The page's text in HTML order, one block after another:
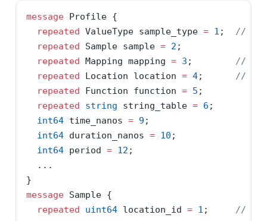
message Profile {
repeated ValueType sample_type = 1 ; // 指
repeated Sample sample = 2 ;
repeated Mapping mapping = 3 ; // 动态
repeated Location location = 4; // 指
repeated Function function = 5 ;
repeated
string string_table = 6 ;
int64 time_nanos = 9 ;
int64 duration_nanos = 10 ;
int64 period = 12 ;
  ...
}
message Sample {
repeated
uint64 location_id = 1 ; // 栈